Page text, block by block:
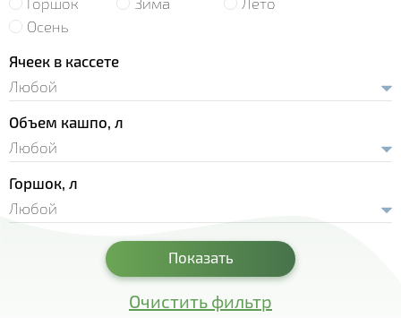
- Сансевиерия
- Седум
- Традесканция
- Фуксия
- Хавортия
- Целлозия
- Цинерария
- Земляника Корона
- Земляника Портола
- Земляника Элиани
- Рассада лука
- Рассада салата
- Пряновкусовые травы
- Рассада огурца
- Рассада перца
- Рассада томата
Осень
Ячеек в кассете
Объем кашпо, л
Горшок, л
Показать
Очистить фильтр